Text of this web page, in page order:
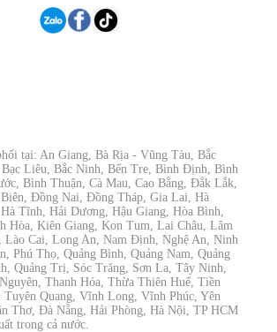
tại: An Giang, Bà Rịa - Vũng Tàu, Bắc
Liêu, Bắc Ninh, Bến Tre, Bình Định, Bình
Bình Thuận, Cà Mau, Cao Bằng, Đắk Lắk,
Đồng Nai, Đồng Tháp, Gia Lai, Hà
Tĩnh, Hải Dương, Hậu Giang, Hòa Bình,
Hòa, Kiên Giang, Kon Tum, Lai Châu, Lâm
Lào Cai, Long An, Nam Định, Nghệ An, Ninh
Phú Thọ, Quảng Bình, Quảng Nam, Quảng
Quảng Trị, Sóc Trăng, Sơn La, Tây Ninh,
Thanh Hóa, Thừa Thiên Huế, Tiền
Quang, Vĩnh Long, Vĩnh Phúc, Yên
Thơ, Đà Nẵng, Hải Phòng, Hà Nội, TP HCM
trong cả nước.